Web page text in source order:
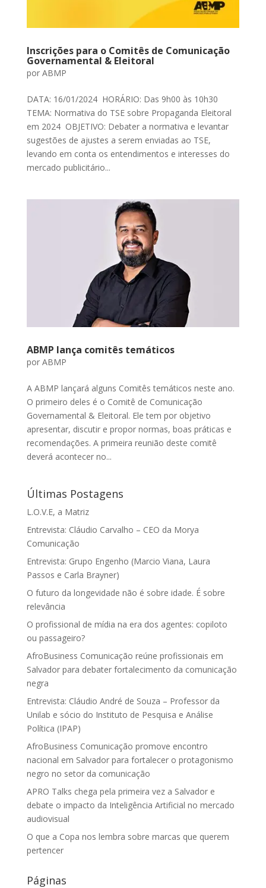
Inscrições para o Comitês de Comunicação
Governamental & Eleitoral
por ABMP
DATA: 16/01/2024 HORÁRIO: Das 9h00 às 10h30
TEMA: Normativa do TSE sobre Propaganda Eleitoral
em 2024 OBJETIVO: Debater a normativa e levantar
sugestões de ajustes a serem enviadas ao TSE,
levando em conta os entendimentos e interesses do
mercado publicitário...
ABMP lança comitês temáticos
por ABMP
A ABMP lançará alguns Comitês temáticos neste ano.
O primeiro deles é o Comitê de Comunicação
Governamental & Eleitoral. Ele tem por objetivo
apresentar, discutir e propor normas, boas práticas e
recomendações. A primeira reunião deste comitê
deverá acontecer no...
Últimas Postagens
L.O.V.E, a Matriz
Entrevista: Cláudio Carvalho – CEO da Morya
Comunicação
Entrevista: Grupo Engenho (Marcio Viana, Laura
Passos e Carla Brayner)
O futuro da longevidade não é sobre idade. É sobre
relevância
O profissional de mídia na era dos agentes: copiloto
ou passageiro?
AfroBusiness Comunicação reúne profissionais em
Salvador para debater fortalecimento da comunicação
negra
Entrevista: Cláudio André de Souza – Professor da
Unilab e sócio do Instituto de Pesquisa e Análise
Política (IPAP)
AfroBusiness Comunicação promove encontro
nacional em Salvador para fortalecer o protagonismo
negro no setor da comunicação
APRO Talks chega pela primeira vez a Salvador e
debate o impacto da Inteligência Artificial no mercado
audiovisual
O que a Copa nos lembra sobre marcas que querem
pertencer
Páginas